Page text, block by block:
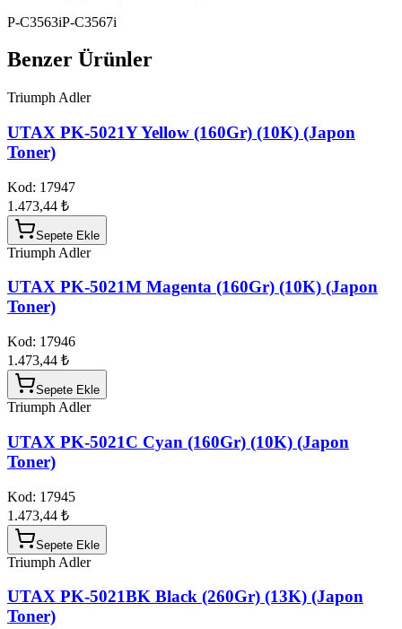
P-C3563iP-C3567i
Benzer Ürünler
Triumph Adler
UTAX PK-5021Y Yellow (160Gr) (10K) (Japon
Toner)
Kod: 17947
1.473,44 ₺
Sepete Ekle
Triumph Adler
UTAX PK-5021M Magenta (160Gr) (10K) (Japon
Toner)
Kod: 17946
1.473,44 ₺
Sepete Ekle
Triumph Adler
UTAX PK-5021C Cyan (160Gr) (10K) (Japon
Toner)
Kod: 17945
1.473,44 ₺
Sepete Ekle
Triumph Adler
UTAX PK-5021BK Black (260Gr) (13K) (Japon
Toner)